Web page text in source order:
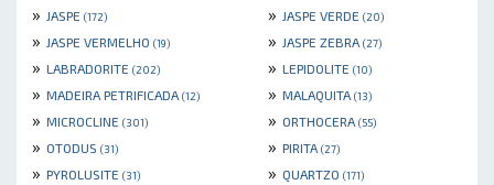
» JASPE (172) » JASPE VERDE (20)
» JASPE VERMELHO (19) » JASPE ZEBRA (27)
» LABRADORITE (202) » LEPIDOLITE (10)
» MADEIRA PETRIFICADA (12) » MALAQUITA (13)
» MICROCLINE (301) » ORTHOCERA (55)
» OTODUS (31) » PIRITA (27)
» PYROLUSITE (31) » QUARTZO (171)